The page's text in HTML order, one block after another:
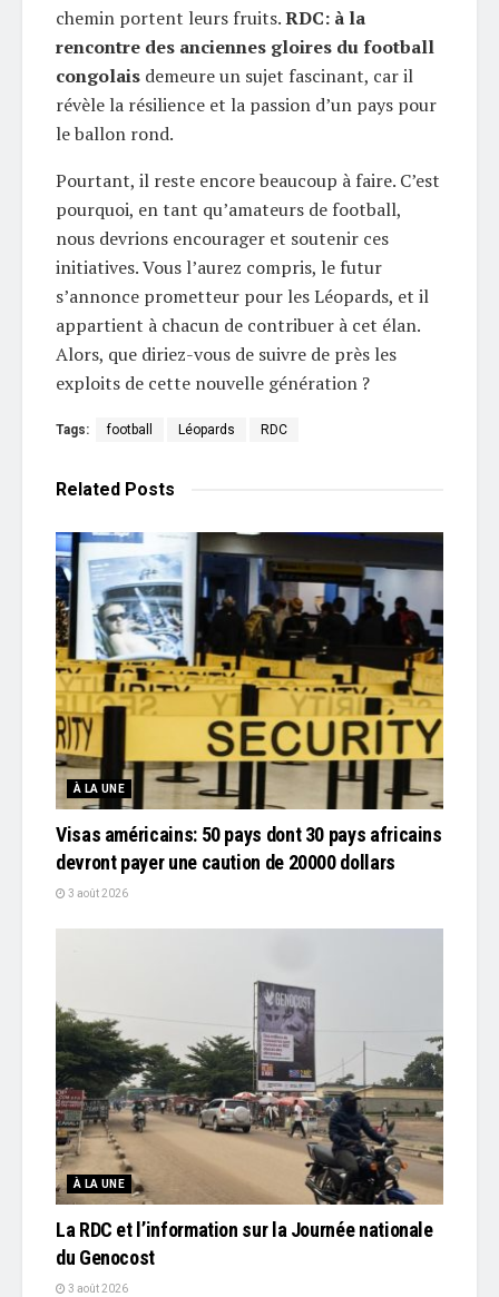
chemin portent leurs fruits.RDC: à la
rencontre des anciennes gloires du football
congolais demeure un sujet fascinant, car il
révèle la résilience et la passion d’un pays pour
le ballon rond.
Pourtant, il reste encore beaucoup à faire. C’est
pourquoi, en tant qu’amateurs de football,
nous devrions encourager et soutenir ces
initiatives. Vous l’aurez compris, le futur
s’annonce prometteur pour les Léopards, et il
appartient à chacun de contribuer à cet élan.
Alors, que diriez-vous de suivre de près les
exploits de cette nouvelle génération ?
Tags: football Léopards RDC
Related Posts
À LA UNE
Visas américains: 50 pays dont 30 pays africains
devront payer une caution de 20000 dollars
3 août 2026
À LA UNE
La RDC et l’information sur la Journée nationale
du Genocost
3 août 2026